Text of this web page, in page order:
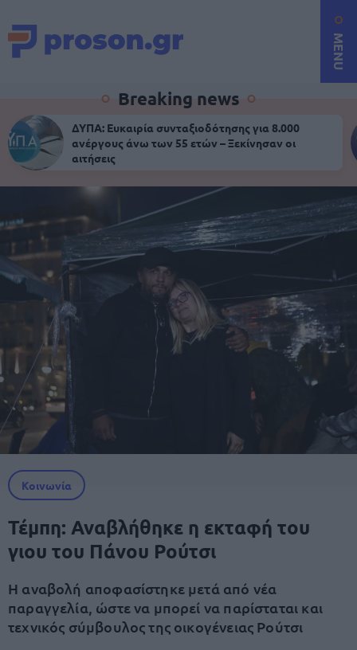
MENU
Breaking news
ΔΥΠΑ: Ευκαιρία συνταξιοδότησης για 8.000
ανέργους άνω των 55 ετών – Ξεκίνησαν οι
αιτήσεις
Κοινωνία
Τέμπη: Αναβλήθηκε η εκταφή του
γιου του Πάνου Ρούτσι
Η αναβολή αποφασίστηκε μετά από νέα
παραγγελία, ώστε να μπορεί να παρίσταται και
τεχνικός σύμβουλος της οικογένειας Ρούτσι